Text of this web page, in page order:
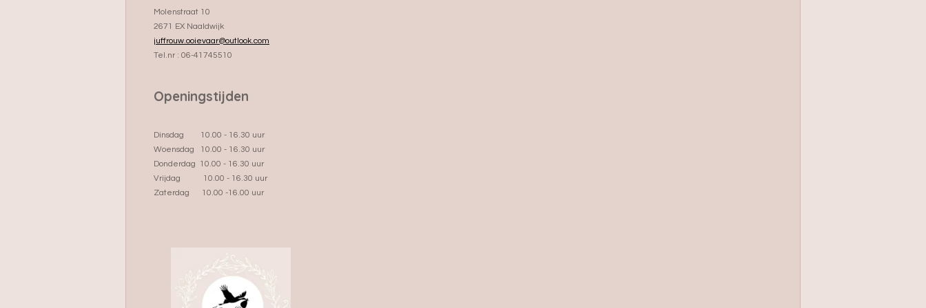
Molenstraat 10
2671 EX Naaldwijk
juffrouw.ooievaar@outlook.com
Tel.nr : 06-41745510
Openingstijden
Dinsdag 10.00 - 16.30 uur
Woensdag 10.00 - 16.30 uur
Donderdag 10.00 - 16.30 uur
Vrijdag 10.00 - 16.30 uur
Zaterdag 10.00 -16.00 uur